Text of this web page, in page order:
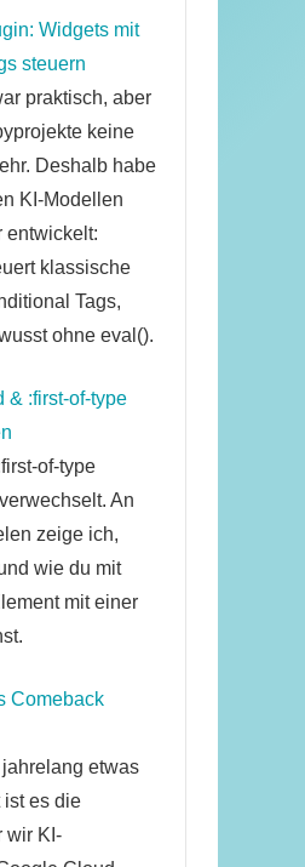
Widgets mit
steuern
praktisch, aber
keine
Deshalb habe
KI-Modellen
entwickelt:
klassische
Tags,
ohne eval().
& :first-of-type
of-type
An
zeige ich,
wie du mit
mit einer
Comeback
etwas
ist es die
wir KI-